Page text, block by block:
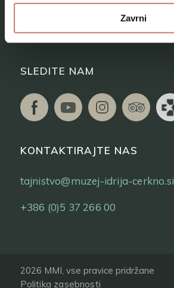
Zavrni
SLEDITE NAM
KONTAKTIRAJTE NAS
tajnistvo@muzej-idrija-cerkno.si
+386 (0)5 37 266 00
2026 MMI, vse pravice pridržane
Politika zasebnosti